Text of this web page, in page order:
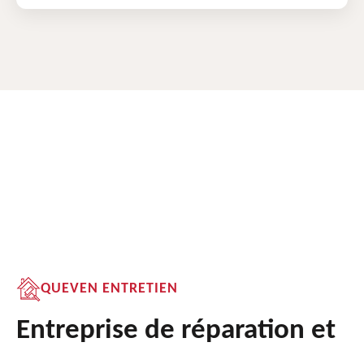
QUEVEN ENTRETIEN
Entreprise de réparation et